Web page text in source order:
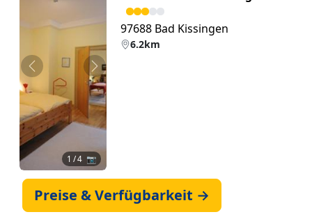
Zurück Weiter
1 / 4 📷
97688 Bad Kissingen
6.2km
Preise & Verfügbarkeit →